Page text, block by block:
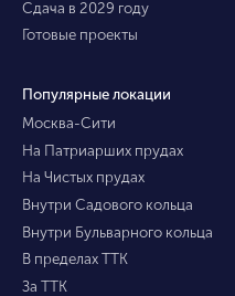
Сдача в 2029 году
Готовые проекты
Популярные локации
Москва-Сити
На Патриарших прудах
На Чистых прудах
Внутри Садового кольца
Внутри Бульварного кольца
В пределах ТТК
За ТТК